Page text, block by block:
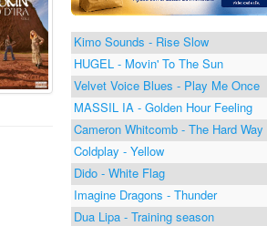
Kimo Sounds - Rise Slow
HUGEL - Movin' To The Sun
Velvet Voice Blues - Play Me Once
MASSIL IA - Golden Hour Feeling
Cameron Whitcomb - The Hard Way
Coldplay - Yellow
Dido - White Flag
Imagine Dragons - Thunder
Dua Lipa - Training season